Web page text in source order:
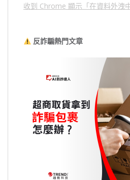
收到 Chrome 顯示「在資料外洩
反詐騙熱門文章